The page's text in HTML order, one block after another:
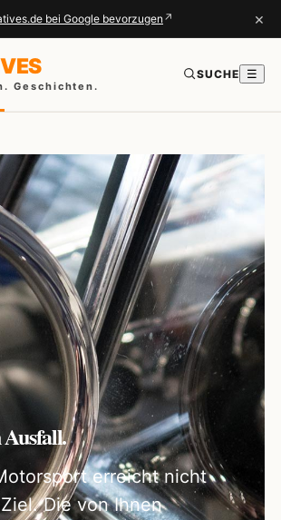
bei Google bevorzugen ↗ ×
Geschichten.
SUCHE ☰
erreicht nicht
Die von Ihnen